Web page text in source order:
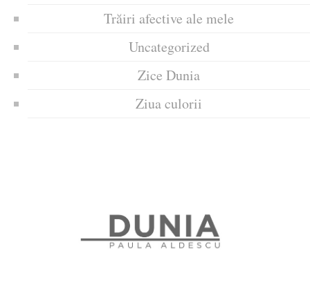
Trăiri afective ale mele
Uncategorized
Zice Dunia
Ziua culorii